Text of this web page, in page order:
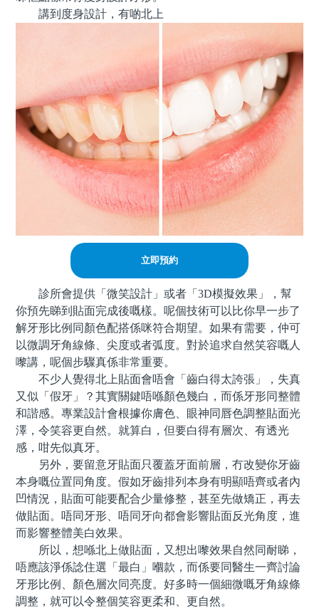
講到度身設計，有啲北上
立即預約
診所會提供「微笑設計」或者「3D模擬效果」，幫
你預先睇到貼面完成後嘅樣。呢個技術可以比你早一步了
解牙形比例同顏色配搭係咪符合期望。如果有需要，仲可
以微調牙角線條、尖度或者弧度。對於追求自然笑容嘅人
嚟講，呢個步驟真係非常重要。
不少人覺得北上貼面會唔會「齒白得太誇張」，失真
又似「假牙」？其實關鍵唔喺顏色幾白，而係牙形同整體
和諧感。專業設計會根據你膚色、眼神同唇色調整貼面光
澤，令笑容更自然。就算白，但要白得有層次、有透光
感，咁先似真牙。
另外，要留意牙貼面只覆蓋牙面前層，冇改變你牙齒
本身嘅位置同角度。假如牙齒排列本身有明顯唔齊或者內
凹情況，貼面可能要配合少量修整，甚至先做矯正，再去
做貼面。唔同牙形、唔同牙向都會影響貼面反光角度，進
而影響整體美白效果。
所以，想喺北上做貼面，又想出嚟效果自然同耐睇，
唔應該淨係諗住選「最白」嗰款，而係要同醫生一齊討論
牙形比例、顏色層次同亮度。好多時一個細微嘅牙角線條
調整，就可以令整個笑容更柔和、更自然。